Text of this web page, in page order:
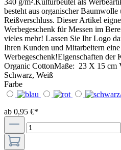
340 g/m².Kulturbeutel als
besteht aus organischer
Reißverschluss. Dieser Artikel
Werbegeschenk für Messen im
vieles mehr! Lassen Sie Ihr Logo
Ihren Kunden und Mitarbeitern
Werbegeschenk!Eigenschaften der
Organic CottonMaße: 23 X 15 cm
Schwarz, Weiß
Farbe
ab 0,95 €*